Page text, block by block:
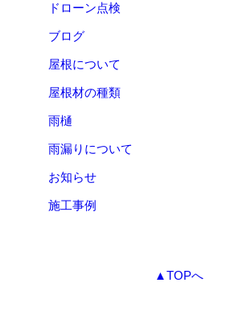
ドローン点検
ブログ
屋根について
屋根材の種類
雨樋
雨漏りについて
お知らせ
施工事例
▲TOPへ